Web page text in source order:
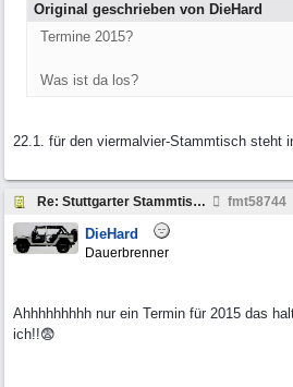
Original geschrieben von DieHard
Termine 2015?
Was ist da los?
22.1. für den viermalvier-Stammtisch steht
Re: Stuttgarter Stammtisch: Termine 2014 fmt58744
DieHard
Dauerbrenner
Ahhhhhhhhh nur ein Termin für 2015 das
ich!!😨